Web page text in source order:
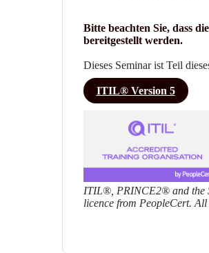
Bitte beachten Sie, dass
bereitgestellt werden.
Dieses Seminar ist Teil
ITIL® Version 5
ITIL®, PRINCE2® and the
licence from PeopleCert. All